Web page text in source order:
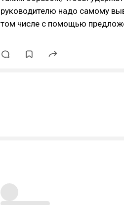
руководителю надо самому
том числе с помощью